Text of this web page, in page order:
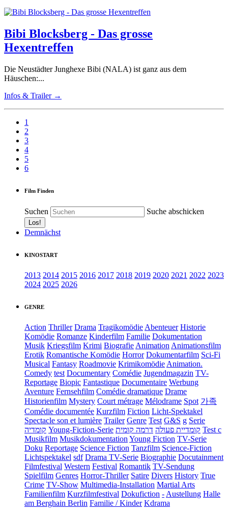
Bibi Blocksberg - Das grosse
Hexentreffen
Die Neustädter Junghexe Bibi (NALA) ist ganz aus dem
Häuschen:...
Infos & Trailer →
1
2
3
4
5
6
Film Finden
Suchen Suche abschicken
Demnächst
KINOSTART
2013 2014 2015 2016 2017 2018 2019 2020 2021 2022 2023
2024 2025 2026
GENRE
Action Thriller Drama Tragikomödie Abenteuer Historie
Komödie Romanze Kinderfilm Familie Dokumentation
Musik Kriegsfilm Krimi Biografie Animation Animationsfilm
Erotik Romantische Komödie Horror Dokumentarfilm Sci-Fi
Musical Fantasy Roadmovie Krimikomödie Animation.
Comedy test Documentary Comédie Jugendmagazin TV-
Reportage Biopic Fantastique Documentaire Werbung
Aventure Fernsehfilm Comédie dramatique Drame
Historienfilm Mystery Court métrage Mélodrame Spot 가족
Comédie documentée Kurzfilm Fiction Licht-Spektakel
Spectacle son et lumière Trailer Genre Test G&S g Serie
קומדיה Young-Fiction-Serie קומדיית פעולה דרמה קומית
Test c
Musikfilm Musikdokumentation Young Fiction TV-Serie
Doku Reportage Science Fiction Tanzfilm Science-Fiction
Lichtspektakel sdf Drama TV-Serie Biographie Docutainment
Filmfestival Western Festival Romantik TV-Sendung
Spielfilm Genres Horror-Thriller Satire Divers History True
Crime TV-Show Multimedia-Installation Martial Arts
Familienfilm Kurzfilmfestival Dokufiction - Austellung Halle
am Berghain Berlin Familie / Kinder Kdrama